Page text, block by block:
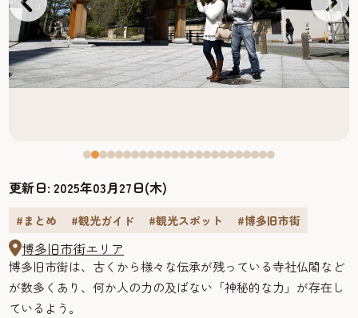
更新日:2025年03月27日(木)
#まとめ #観光ガイド #観光スポット #博多旧市街
博多旧市街エリア
博多旧市街は、古くから様々な伝承が残っている寺社仏閣など
が数多くあり、何か人の力の及ばない「神秘的な力」が存在し
ているよう。